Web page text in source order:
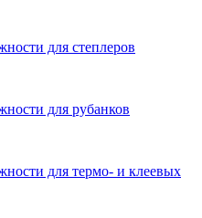
для степлеров
для рубанков
для термо- и клеевых